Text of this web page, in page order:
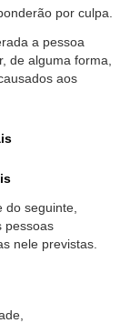
por culpa.
a pessoa
de alguma forma,
aos
do seguinte,
pessoas
nele previstas.